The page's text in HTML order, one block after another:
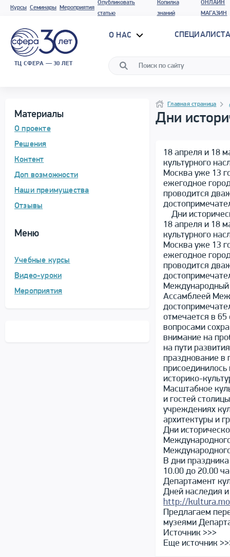
Курсы Семинары Мероприятия
Опубликовать
статью
Копилка
знаний
ОНЛАЙН
МАГАЗИН
ТЦ СФЕРА — 30 ЛЕТ
О НАС
Материалы
О проекте
Решения
Контент
Доп возможности
Наши преимущества
Отзывы
Меню
Учебные курсы
Видео-уроки
Мероприятия
Программа материала
Навигация
НавигацияГлавная страница
Дни
18 апреля и 18
культурного
Москва уже 13
ежегодное
проводится
Дни
18 апреля и 18
культурного
Москва уже 13
ежегодное
проводится
Международный
Ассамблеей
отмечается в 65
вопросами
внимание на
на пути
празднование в
историко-
Масштабное
и гостей
учреждениях
архитектуры и
Дни
В дни
10.00 до 20.00
Департамент
Дней наследия
http://
Предлагаем
музеями
Источник >>>
Еще источник